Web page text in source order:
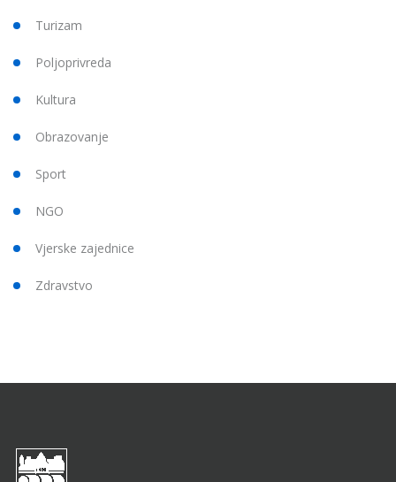
Turizam
Poljoprivreda
Kultura
Obrazovanje
Sport
NGO
Vjerske zajednice
Zdravstvo